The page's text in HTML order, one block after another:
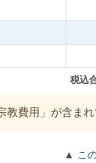
税込
教費用」が含まれ
▲ こ